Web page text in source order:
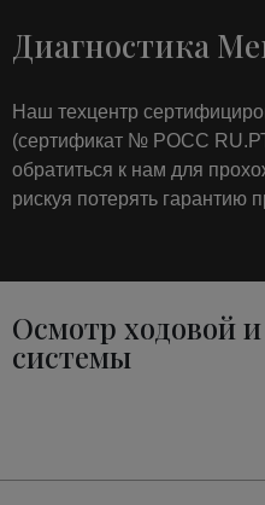
Диагностика
Наш техцентр
(сертификат № РОСС
обратиться к нам для
рискуя потерять гарантию
Осмотр ходовой
системы